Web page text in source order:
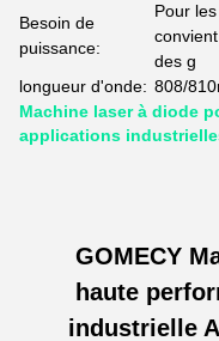
Besoin de
puissance:
Pour
des g
longueur d'onde: 808/
Machine laser à diode
applications
GOMECY
haute
industrielle